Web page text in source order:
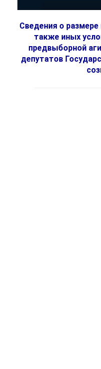
Сведения о
также иных
предвыборной
депутатов